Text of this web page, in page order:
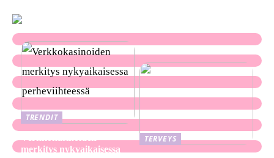
TRENDIT
merkitys nykyaikaisessa
TERVEYS